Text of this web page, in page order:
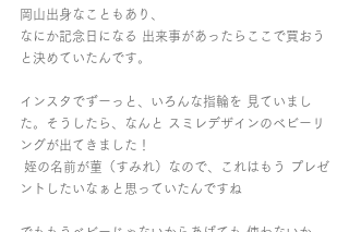
岡山出身なこともあり、
なにか記念日になる 出来事があったらここで買おう
と決めていたんです。
インスタでずーっと、いろんな指輪を 見ていまし
た。そうしたら、なんと スミレデザインのベビーリ
ングが出てきました！
ントしたいなぁと思っていたんですね